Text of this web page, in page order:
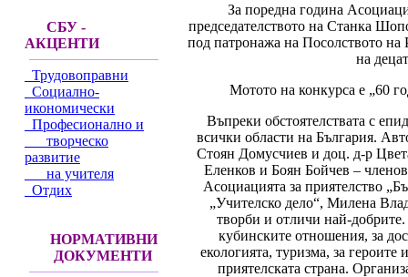
СБУ -
АКЦЕНТИ
Трудовоправни
Социално-
икономически
Професионално и
творческо
развитие
на учителя
Отдих
НОРМАТИВНИ
ДОКУМЕНТИ
За поредна година
председателството на Станка
под патронажа на Посолството
на
Мотото на конкурса е „60
Въпреки обстоятелствата с
всички области на България.
Стоян Домусчиев и доц. д-р
Еленков и Боян Бойчев –
Асоциацията за приятелство
„Учителско дело“, Милена
творби и отличи най-добрите.
кубинските отношения, за
екологията, туризма, за
приятелската страна.